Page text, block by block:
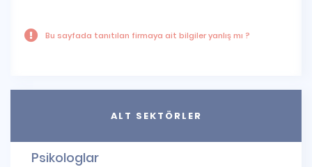
Bu sayfada tanıtılan firmaya ait bilgiler yanlış mı ?
ALT SEKTÖRLER
Psikologlar